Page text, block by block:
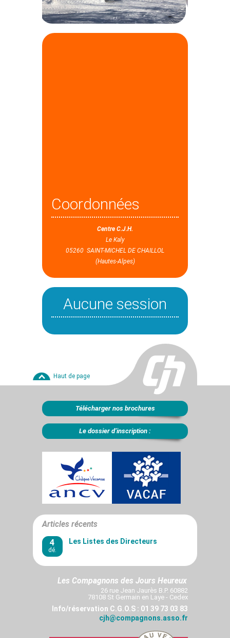
Coordonnées
Centre C.J.H.
Le Kaly
05260 SAINT-MICHEL DE CHAILLOL
(Hautes-Alpes)
Aucune session
Le dossier d’inscription :
Articles récents
dé.
26 rue Jean Jaurès B.P. 60882
78108 St Germain en Laye - Cedex
Info/réservation C.G.O.S : 01 39 73 03 83
cjh@compagnons.asso.fr